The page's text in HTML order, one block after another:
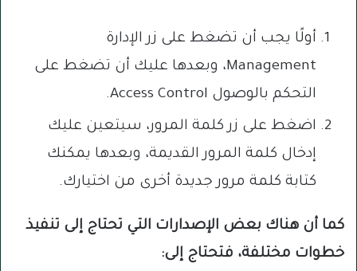
أولًا يجب أن تضغط على زر الإدارة
Management، وبعدها عليك أن تضغط على
التحكم بالوصول Access Control.
اضغط على زر كلمة المرور، سيتعين عليك
إدخال كلمة المرور القديمة، وبعدها يمكنك
كتابة كلمة مرور جديدة أخرى من اختيارك.
كما أن هناك بعض الإصدارات التي تحتاج إلى تنفيذ
خطوات مختلفة، فتحتاج إلى: